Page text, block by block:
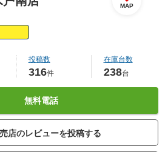
MAP
投稿数
316件
在庫台数
238台
無料電話
店のレビューを投稿する